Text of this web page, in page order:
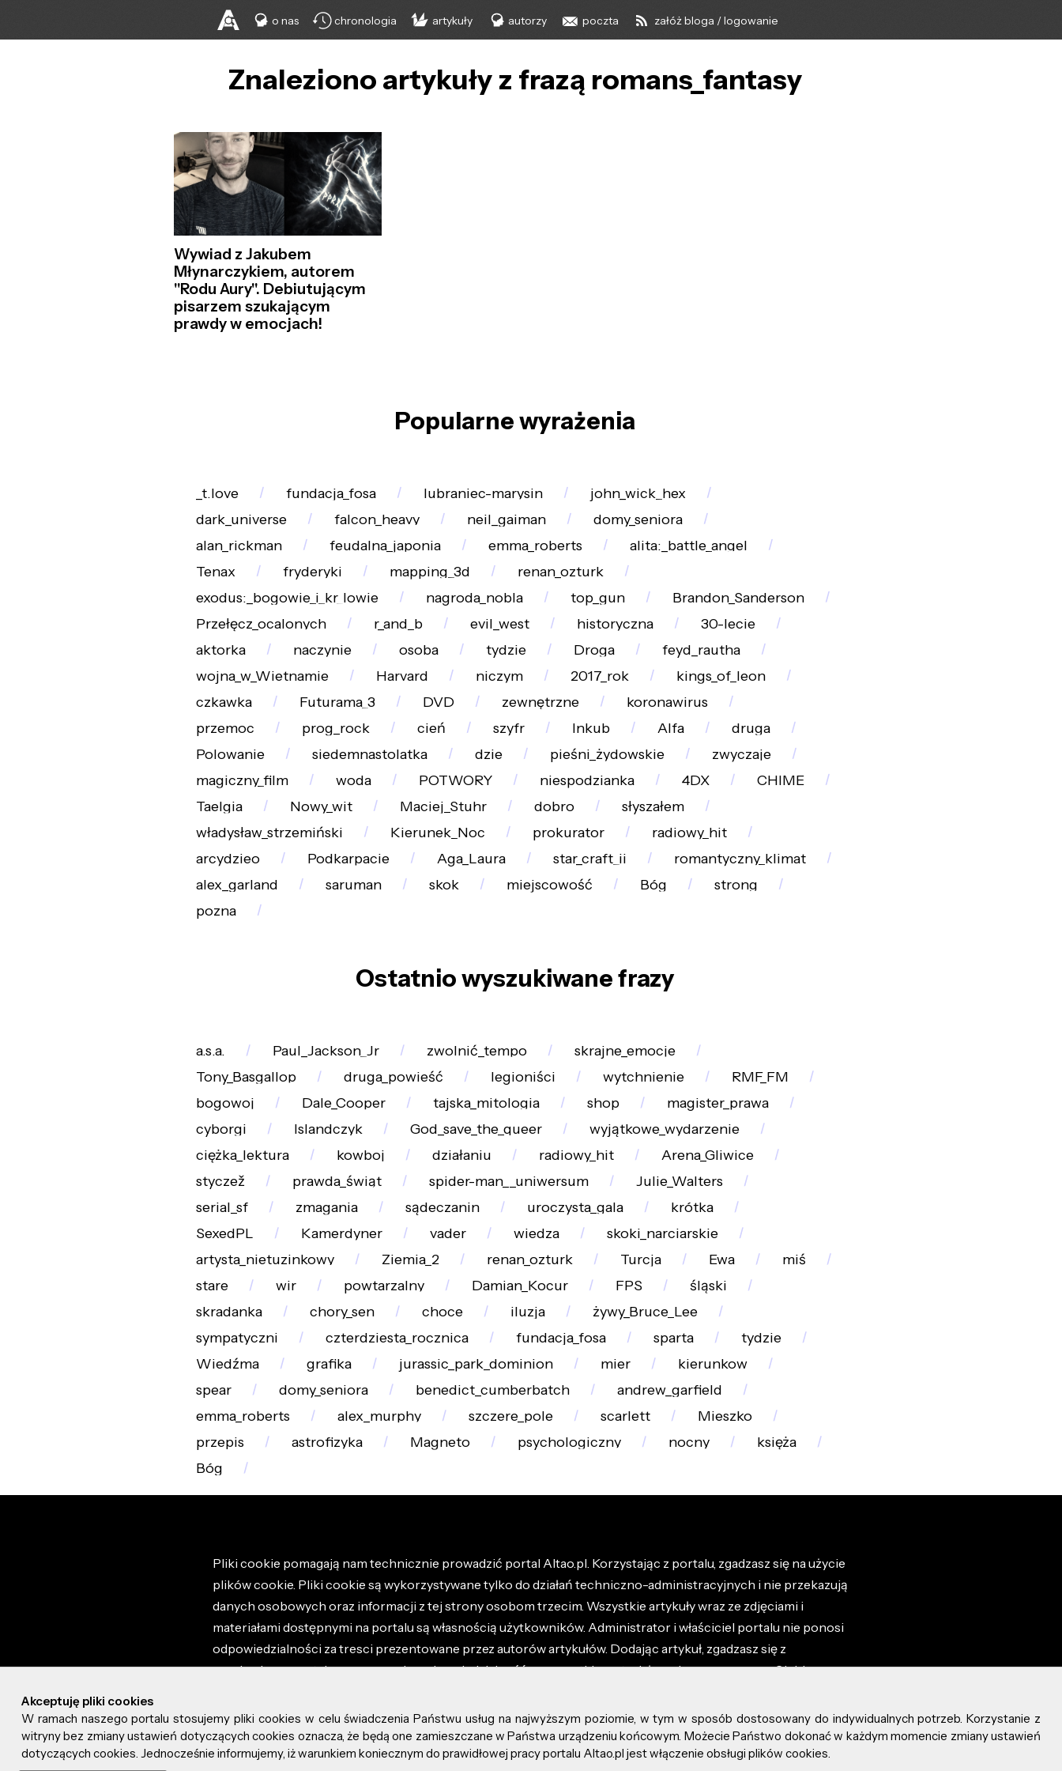
o nas chronologia artykuły autorzy poczta załóż bloga / logowanie
Znaleziono artykuły z frazą romans_fantasy
Wywiad z Jakubem
Młynarczykiem, autorem
"Rodu Aury". Debiutującym
pisarzem szukającym
prawdy w emocjach!
Popularne wyrażenia
_t.love fundacja_fosa lubraniec-marysin
john_wick_hex
dark_universe
falcon_heavy neil_gaiman
domy_seniora
alan_rickman
feudalna_japonia emma_roberts
alita:_battle_angel
Tenax
fryderyki mapping_3d
renan_ozturk
exodus:_bogowie_i_kr_lowie
nagroda_nobla top_gun
Brandon_Sanderson
Przełęcz_ocalonych
r_and_b evil_west historyczna
30-lecie
aktorka
naczynie osoba tydzie Droga
feyd_rautha
wojna_w_Wietnamie
Harvard niczym 2017_rok
kings_of_leon
czkawka
Futurama_3 DVD zewnętrzne
koronawirus
przemoc
prog_rock cień szyfr Inkub Alfa
druga
Polowanie
siedemnastolatka dzie pieśni_żydowskie
zwyczaje
magiczny_film
woda POTWORY niespodzianka 4DX
CHIME
Taelgia
Nowy_wit Maciej_Stuhr dobro
słyszałem
władysław_strzemiński
Kierunek_Noc prokurator
radiowy_hit
arcydzieo
Podkarpacie Aga_Laura star_craft_ii
romantyczny_klimat
alex_garland
saruman skok miejscowość Bóg
strong
pozna
Ostatnio wyszukiwane frazy
a.s.a. Paul_Jackson_Jr zwolnić_tempo
skrajne_emocje
Tony_Basgallop
druga_powieść legioniści wytchnienie
RMF_FM
bogowoj
Dale_Cooper tajska_mitologia shop
magister_prawa
cyborgi
Islandczyk God_save_the_queer
wyjątkowe_wydarzenie
ciężka_lektura
kowboj działaniu radiowy_hit
Arena_Gliwice
styczež
prawda_świąt spider-man__uniwersum
Julie_Walters
serial_sf
zmagania sądeczanin uroczysta_gala
krótka
SexedPL
Kamerdyner vader wiedza
skoki_narciarskie
artysta_nietuzinkowy
Ziemia_2 renan_ozturk Turcja Ewa
miś
stare
wir powtarzalny Damian_Kocur FPS
śląski
skradanka
chory_sen choce iluzja
żywy_Bruce_Lee
sympatyczni
czterdziesta_rocznica fundacja_fosa sparta
tydzie
Wiedźma
grafika jurassic_park_dominion mier
kierunkow
spear
domy_seniora benedict_cumberbatch
andrew_garfield
emma_roberts
alex_murphy szczere_pole scarlett
Mieszko
przepis
astrofizyka Magneto psychologiczny nocny
księża
Bóg
Pliki cookie pomagają nam technicznie prowadzić portal Altao.pl. Korzystając z portalu, zgadzasz się na użycie
plików cookie. Pliki cookie są wykorzystywane tylko do działań techniczno-administracyjnych i nie przekazują
danych osobowych oraz informacji z tej strony osobom trzecim. Wszystkie artykuły wraz ze zdjęciami i
materiałami dostępnymi na portalu są własnością użytkowników. Administrator i właściciel portalu nie ponosi
odpowiedzialności za tresci prezentowane przez autorów artykułów. Dodając artykuł, zgadzasz się z
regulaminem portalu oraz ponosisz odpowiedzialność za wszystkie materiały umieszczone przez Ciebie na
© 2026 altao.pl. Wszystkie prawa zastrzeżone.
0.055
Akceptuję pliki cookies
W ramach naszego portalu stosujemy pliki cookies w celu świadczenia Państwu usług na najwyższym poziomie, w tym w sposób dostosowany do indywidualnych potrzeb. Korzystanie z
witryny bez zmiany ustawień dotyczących cookies oznacza, że będą one zamieszczane w Państwa urządzeniu końcowym. Możecie Państwo dokonać w każdym momencie zmiany ustawień
dotyczących cookies. Jednocześnie informujemy, iż warunkiem koniecznym do prawidłowej pracy portalu Altao.pl jest włączenie obsługi plików cookies.